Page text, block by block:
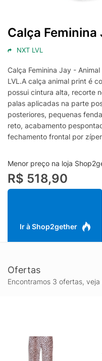
Calça
NXT LVL
Calça Feminina Jay -
LVL.A calça animal print é
possui cintura alta, recorte
palas aplicadas na parte
posteriores, pequenas
reto, acabamento
fechamento frontal por
mãoSKU:
ElastanoCor: ANIMALMarca:
Menor preço na loja
R$ 518,90
Ir à Shop2gether
Ofertas
Encontramos 3 ofertas,